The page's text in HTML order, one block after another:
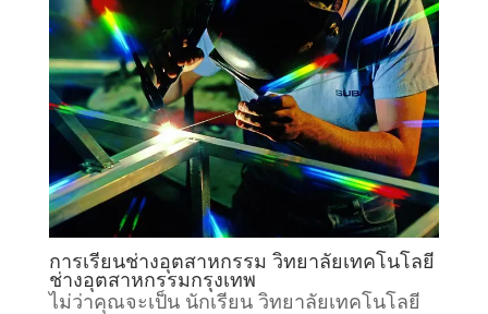
การเรียนช่างอุตสาหกรรม วิทยาลัยเทคโนโลยี
ช่างอุตสาหกรรมกรุงเทพ
ไม่ว่าคุณจะเป็น นักเรียน วิทยาลัยเทคโนโลยี